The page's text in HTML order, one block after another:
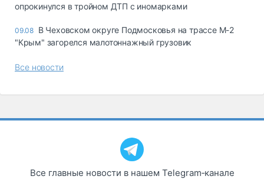
опрокинулся в тройном ДТП с иномарками
09.08 В Чеховском округе Подмосковья на трассе М-2
"Крым" загорелся малотоннажный грузовик
Все новости
Все главные новости в нашем Telegram‑канале